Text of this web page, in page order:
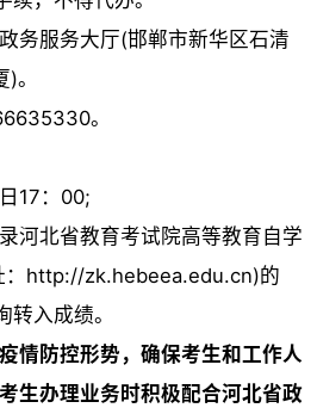
服务大厅(邯郸市新华区石清
。
。
17：00;
北省教育考试院高等教育自学
：http://zk.hebeea.edu.cn)的
转入成绩。
防控形势，确保考生和工作人
生办理业务时积极配合河北省政